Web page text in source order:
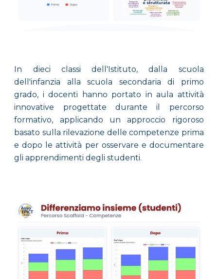
In dieci classi dell'Istituto, dalla scuola
dell'infanzia alla scuola secondaria di primo
grado, i docenti hanno portato in aula attività
innovative progettate durante il percorso
formativo, applicando un approccio rigoroso
basato sulla rilevazione delle competenze prima
e dopo le attività per osservare e documentare
gli apprendimenti degli studenti.